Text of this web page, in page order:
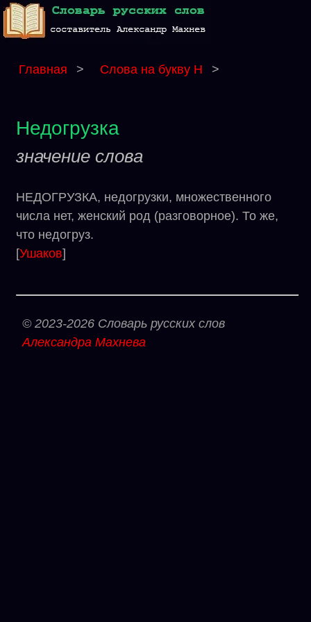
Главная > Слова на букву Н >
Недогрузка
значение слова
НЕДОГРУЗКА, недогрузки, множественного
числа нет, женский род (разговорное). То же,
что недогруз.
[Ушаков]
© 2023-2026 Словарь русских слов
Александра Махнева